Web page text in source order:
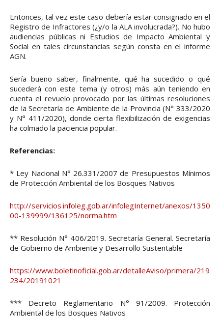
Entonces, tal vez este caso debería estar consignado en el
Registro de Infractores (¿y/o la ALA involucrada?). No hubo
audiencias públicas ni Estudios de Impacto Ambiental y
Social en tales circunstancias según consta en el informe
AGN.
Sería bueno saber, finalmente, qué ha sucedido o qué
sucederá con este tema (y otros) más aún teniendo en
cuenta el revuelo provocado por las últimas resoluciones
de la Secretaría de Ambiente de la Provincia (N° 333/2020
y N° 411/2020), donde cierta flexibilización de exigencias
ha colmado la paciencia popular.
Referencias:
* Ley Nacional N° 26.331/2007 de Presupuestos Mínimos
de Protección Ambiental de los Bosques Nativos
http://servicios.infoleg.gob.ar/infolegInternet/anexos/1350
00-139999/136125/norma.htm
** Resolución N° 406/2019. Secretaría General. Secretaría
de Gobierno de Ambiente y Desarrollo Sustentable
https://www.boletinoficial.gob.ar/detalleAviso/primera/219
234/20191021
*** Decreto Reglamentario N° 91/2009. Protección
Ambiental de los Bosques Nativos